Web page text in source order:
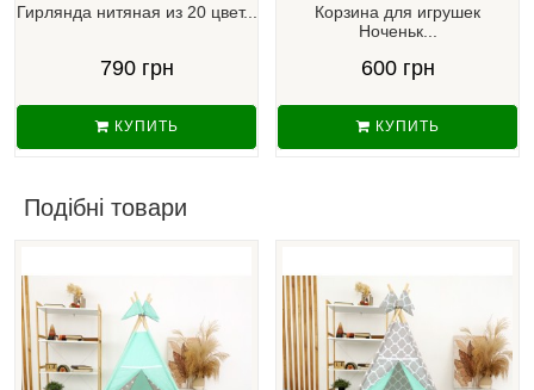
Гирлянда нитяная из 20 цвет...
790 грн
КУПИТЬ
Корзина для игрушек
Ноченьк...
600 грн
КУПИТЬ
Подібні товари